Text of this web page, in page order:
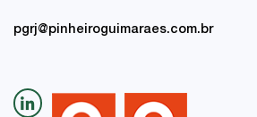
pgrj@pinheiroguimaraes.com.br